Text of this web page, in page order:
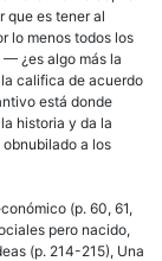
que es tener al
lo menos todos los
¿es algo más la
califica de acuerdo
está donde
historia y da la
a los
(p. 60, 61,
pero nacido,
(p. 214-215), Una